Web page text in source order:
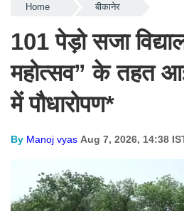
Home बीकानेर
101 पेड़ो सजा
महोत्सव” के तहत
में पौधारोपण*
By Manoj vyas Aug 7, 2026, 14:38